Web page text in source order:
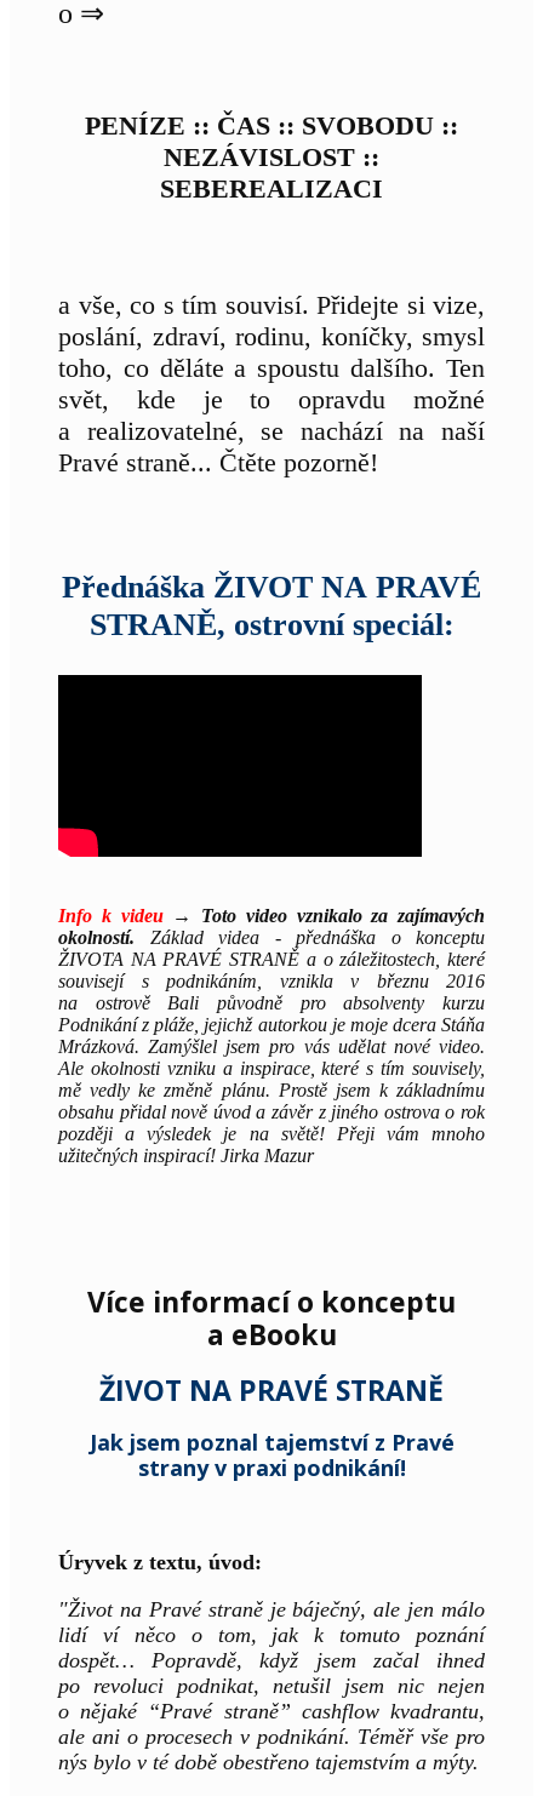
o ⇒
PENÍZE :: ČAS :: SVOBODU ::
NEZÁVISLOST ::
SEBEREALIZACI
a vše, co s tím souvisí. Přidejte si vize,
poslání, zdraví, rodinu, koníčky, smysl
toho, co děláte a spoustu dalšího. Ten
svět, kde je to opravdu možné
a realizovatelné, se nachází na naší
Pravé straně... Čtěte pozorně!
Přednáška ŽIVOT NA PRAVÉ
STRANĚ, ostrovní speciál:
Info k videu→ Toto video vznikalo za zajímavých
okolností. Základ videa - přednáška o konceptu
ŽIVOTA NA PRAVÉ STRANĚ a o záležitostech, které
souvisejí s podnikáním, vznikla v březnu 2016
na ostrově Bali původně pro absolventy kurzu
Podnikání z pláže, jejichž autorkou je moje dcera Stáňa
Mrázková. Zamýšlel jsem pro vás udělat nové video.
Ale okolnosti vzniku a inspirace, které s tím souvisely,
mě vedly ke změně plánu. Prostě jsem k základnímu
obsahu přidal nově úvod a závěr z jiného ostrova o rok
později a výsledek je na světě! Přeji vám mnoho
užitečných inspirací! Jirka Mazur
Více informací o konceptu
a eBooku
ŽIVOT NA PRAVÉ STRANĚ
Jak jsem poznal tajemství z Pravé
strany v praxi podnikání!
Úryvek z textu, úvod:
"Život na Pravé straně je báječný, ale jen málo
lidí ví něco o tom, jak k tomuto poznání
dospět… Popravdě, když jsem začal ihned
po revoluci podnikat, netušil jsem nic nejen
o nějaké “Pravé straně” cashflow kvadrantu,
ale ani o procesech v podnikání. Téměř vše pro
nýs bylo v té době obestřeno tajemstvím a mýty.